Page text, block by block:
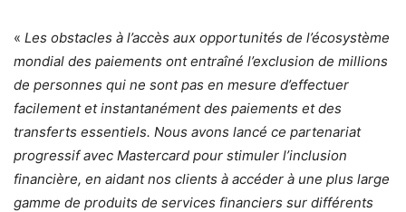
« Les obstacles à l’accès aux opportunités de l’écosystème
mondial des paiements ont entraîné l’exclusion de millions
de personnes qui ne sont pas en mesure d’effectuer
facilement et instantanément des paiements et des
transferts essentiels. Nous avons lancé ce partenariat
progressif avec Mastercard pour stimuler l’inclusion
financière, en aidant nos clients à accéder à une plus large
gamme de produits de services financiers sur différents